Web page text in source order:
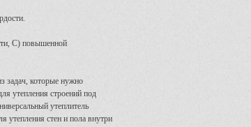
C) повышенной
задач, которые нужно
утепления строений под
утеплитель
утепления стен и пола внутри